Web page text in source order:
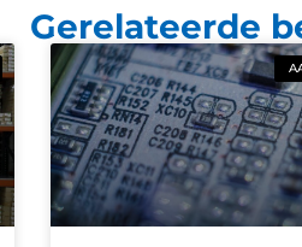
Gerelateerde